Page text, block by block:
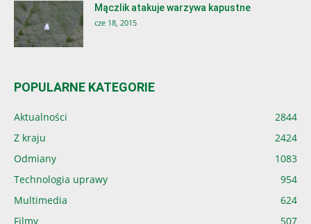
Mączlik atakuje warzywa kapustne
cze 18, 2015
POPULARNE KATEGORIE
Aktualności
2844
Z kraju
2424
Odmiany
1083
Technologia uprawy
954
Multimedia
624
Filmy
507